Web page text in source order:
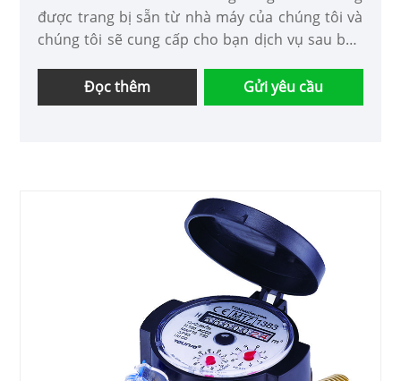
được trang bị sẵn từ nhà máy của chúng tôi và
chúng tôi sẽ cung cấp cho bạn dịch vụ sau bán
Đọc thêm
Gửi yêu cầu